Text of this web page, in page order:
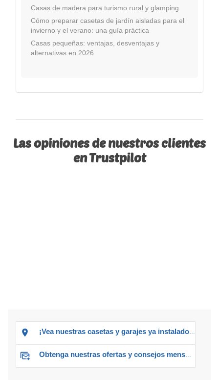
Casas de madera para turismo rural y glamping
Cómo preparar casetas de jardín aisladas para el
invierno y el verano: una guía práctica
Casas pequeñas: ventajas, desventajas y
alternativas en 2026
Las opiniones de nuestros clientes
en Trustpilot
¡Vea nuestras casetas y garajes ya instalados!
Obtenga nuestras ofertas y consejos mensuales